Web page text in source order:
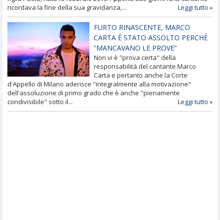
ricordava la fine della sua gravidanza,...
Leggi tutto »
FURTO RINASCENTE, MARCO
CARTA È STATO ASSOLTO PERCHÈ
“MANCAVANO LE PROVE”
Non vi è "prova certa" della
responsabilità del cantante Marco
Carta e pertanto anche la Corte
d'Appello di Milano aderisce "integralmente alla motivazione"
dell'assoluzione di primo grado che è anche "pienamente
condivisibile" sotto il...
Leggi tutto »